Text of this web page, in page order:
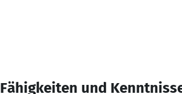
Fähigkeiten und